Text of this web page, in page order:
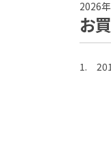
2026
お
1.